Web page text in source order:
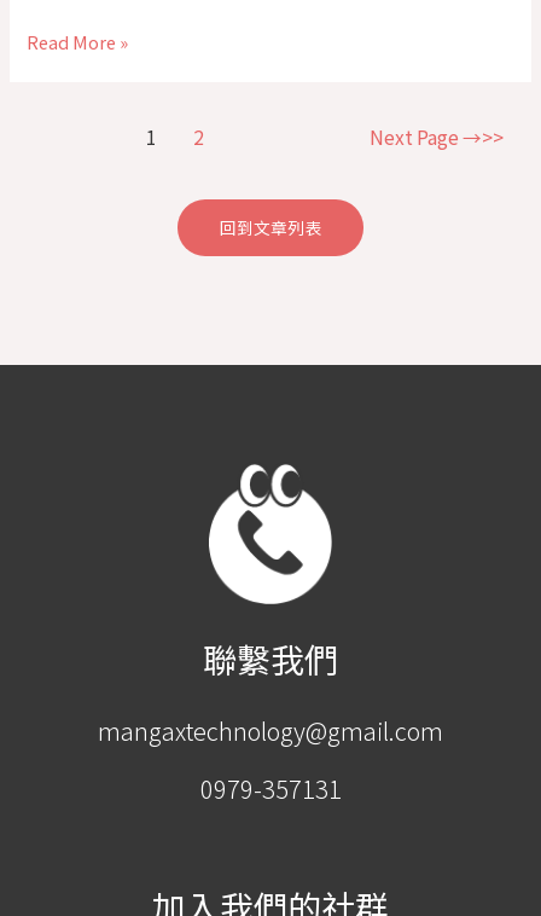
Read More »
1 2 Next Page→
回到文章列表
聯繫我們
mangaxtechnology@gmail.com
0979-357131
加入我們的社群